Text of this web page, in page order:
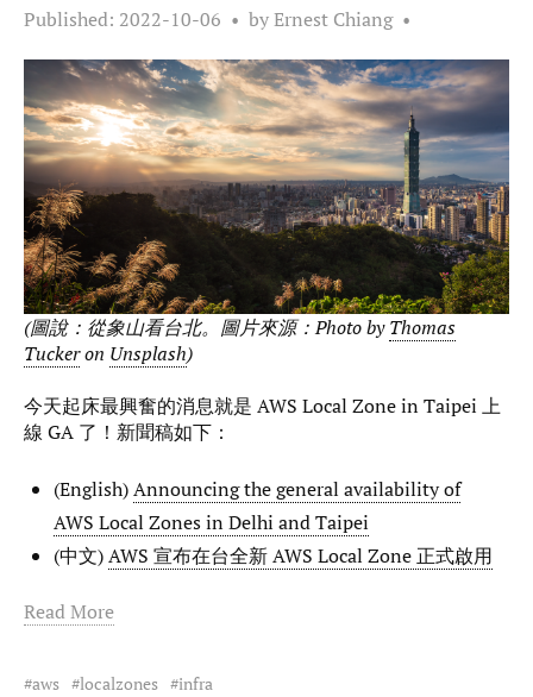
Published: 2022-10-06 by Ernest Chiang
(圖說：從象山看台北。圖片來源：Photo byThomas
Tuckeron Unsplash)
今天起床最興奮的消息就是 AWS Local Zone in Taipei 上
線 GA 了！新聞稿如下：
(English)Announcing the general availability of
AWS Local Zones in Delhi and Taipei
(中文)AWS 宣布在台全新 AWS Local Zone 正式啟用
Read More
aws localzones infra